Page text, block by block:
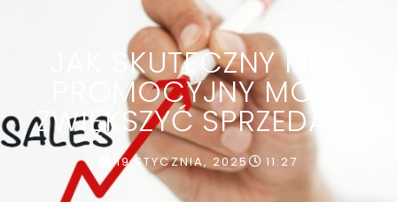
JAK SKUTECZNY FILM
PROMOCYJNY MOŻE
ZWIĘKSZYĆ SPRZEDAŻ?
19 STYCZNIA, 2025 11:27